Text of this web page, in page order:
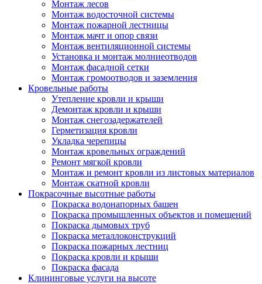
Монтаж лесов
Монтаж водосточной системы
Монтаж пожарной лестницы
Монтаж мачт и опор связи
Монтаж вентиляционной системы
Установка и монтаж молниеотводов
Монтаж фасадной сетки
Монтаж громоотводов и заземления
Кровельные работы
Утепление кровли и крыши
Демонтаж кровли и крыши
Монтаж снегозадержателей
Герметизация кровли
Укладка черепицы
Монтаж кровельных ограждений
Ремонт мягкой кровли
Монтаж и ремонт кровли из листовых материалов
Монтаж скатной кровли
Покрасочные высотные работы
Покраска водонапорных башен
Покраска промышленных объектов и помещений
Покраска дымовых труб
Покраска металлоконструкций
Покраска пожарных лестниц
Покраска кровли и крыши
Покраска фасада
Клининговые услуги на высоте